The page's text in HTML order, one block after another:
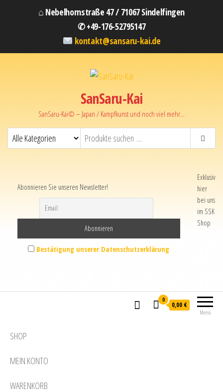
⌂ Nebelhornstraße 47 / 71067 Sindelfingen
✆ +49-176-52795147
kontakt@sansaru-kai.de
SanSaru-Kai
SanSaru-Kai© – Japan / Kampfkunst und noch viel mehr…
Exklusiv
hier
bei uns
im SSK
Shop
Abonnieren Sie unseren Newsletter!
Bestätigung unserer Datenschutzerklärung
Menü
0
0,00 €
SHOP
MEIN KONTO
WARENKORB